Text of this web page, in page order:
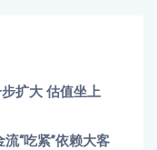
扩大 估值坐上
“吃紧”依赖大客